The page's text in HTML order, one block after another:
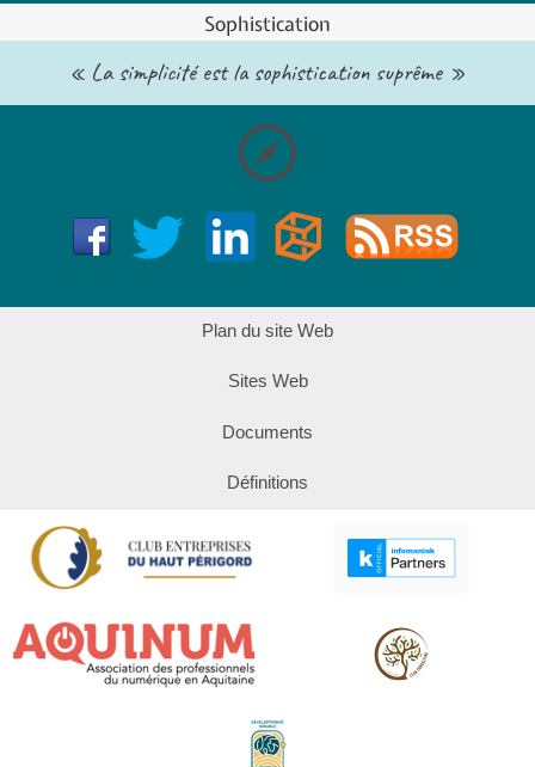
Sophistication
« La simplicité est la sophistication suprême »
Plan du site Web
Sites Web
Documents
Définitions